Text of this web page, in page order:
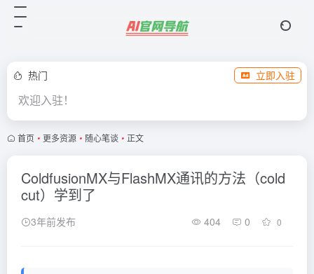
热门 立即入驻
欢迎入驻！
首页 • 更多资源 • 随心笔谈 • 正文
ColdfusionMX与FlashMX通讯的方法（cold
cut）学到了
3年前发布 404 0 0